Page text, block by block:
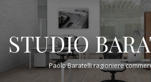
STUDIO
Paolo Baratelli ragioniere